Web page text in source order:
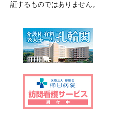
証するものではありません。